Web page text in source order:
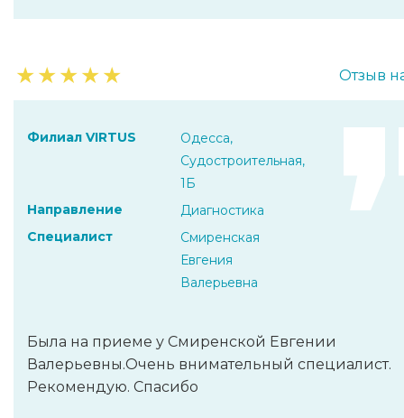
★★★★★ Отзыв
Филиал VIRTUS
Одесса,
Судостроительная,
1Б
Направление
Диагностика
Специалист
Смиренская
Евгения
Валерьевна
Была на приеме у Смиренской Евгении
Валерьевны.Очень внимательный специалист.
Рекомендую. Спасибо